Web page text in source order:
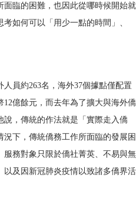
臨的困難，也因此從哪時候開始就
如何可以「用少一點的時間」、
員約263名，海外37個據點僅配置
億餘元，而去年為了擴大與海外僑
，傳統的作法就是「實際走入僑
下，傳統僑務工作所面臨的發展困
務對象只限於僑社菁英、不易與無
及因新冠肺炎疫情以致諸多僑界活